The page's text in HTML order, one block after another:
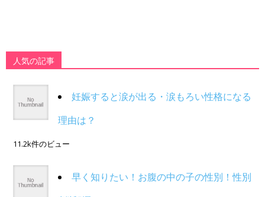
人気の記事
妊娠すると涙が出る・涙もろい性格になる
理由は？
11.2k件のビュー
早く知りたい！お腹の中の子の性別！性別